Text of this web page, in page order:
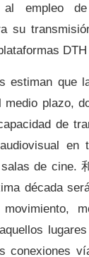
empleo
su
estiman que
medio plazo,
de
de cine.
década
conexiones